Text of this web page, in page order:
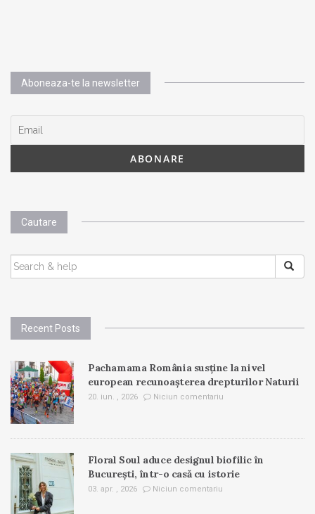
Aboneaza-te la newsletter
Cautare
SEARCH
FOR:
Recent Posts
Pachamama România susține la nivel
european recunoașterea drepturilor Naturii
20. iun. , 2026 Niciun comentariu
Floral Soul aduce designul biofilic în
București, într-o casă cu istorie
03. apr. , 2026 Niciun comentariu